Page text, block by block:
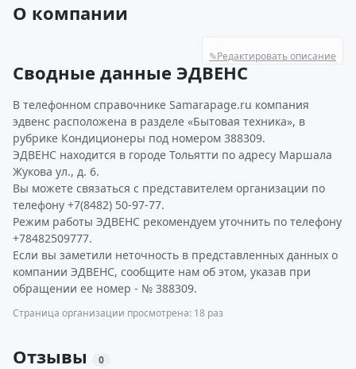
О компании
✎Редактировать описание
Сводные данные ЭДВЕНС
В телефонном справочнике Samarapage.ru компания
эдвенс расположена в разделе «Бытовая техника», в
рубрике Кондиционеры под номером 388309.
ЭДВЕНС находится в городе Тольятти по адресу Маршала
Жукова ул., д. 6.
Вы можете связаться с представителем организации по
телефону +7(8482) 50-97-77.
Режим работы ЭДВЕНС рекомендуем уточнить по телефону
+78482509777.
Если вы заметили неточность в представленных данных о
компании ЭДВЕНС, сообщите нам об этом, указав при
обращении ее номер - № 388309.
Страница организации просмотрена: 18 раз
Отзывы 0